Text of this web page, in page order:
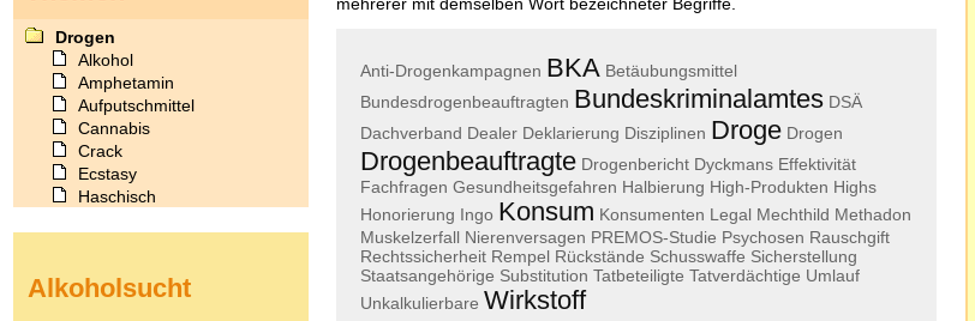
Anti-Drogenkampagnen BKA Betäubungsmittel
Bundesdrogenbeauftragten Bundeskriminalamtes DSÄ
Dachverband Dealer Deklarierung Disziplinen Droge Drogen
Drogenbeauftragte Drogenbericht Dyckmans Effektivität
Fachfragen Gesundheitsgefahren Halbierung High-Produkten Highs
Honorierung Ingo Konsum Konsumenten Legal Mechthild Methadon
Muskelzerfall Nierenversagen PREMOS-Studie Psychosen Rauschgift
Rechtssicherheit Rempel Rückstände Schusswaffe Sicherstellung
Staatsangehörige Substitution Tatbeteiligte Tatverdächtige Umlauf
Unkalkulierbare Wirkstoff
Drogen
Alkohol
Amphetamin
Aufputschmittel
Cannabis
Crack
Ecstasy
Haschisch
Kokain
Alkoholsucht